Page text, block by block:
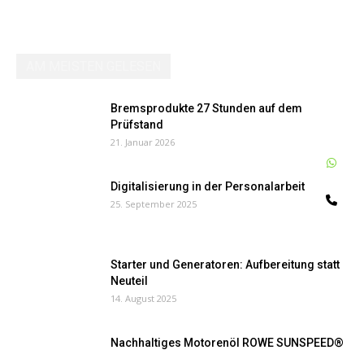
Bremsprodukte 27 Stunden auf dem
Prüfstand
21. Januar 2026
Digitalisierung in der Personalarbeit
25. September 2025
Starter und Generatoren: Aufbereitung statt
Neuteil
14. August 2025
Nachhaltiges Motorenöl ROWE SUNSPEED®